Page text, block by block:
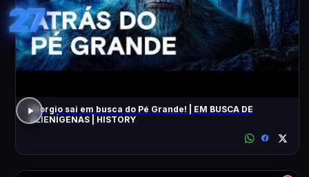
27
Giorgio sai em busca do Pé Grande! | EM BUSCA DE
ALIENÍGENAS | HISTORY